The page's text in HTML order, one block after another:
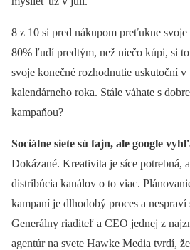
8 z 10 si pred nákupom preťukne
80% ľudí predtým, než niečo kúpi, si
svoje konečné rozhodnutie uskutoční
kalendárneho roka. Stále váhate s
kampaňou?
Sociálne siete sú fajn, ale google
Dokázané. Kreativita je síce potrebná,
distribúcia kanálov o to viac.
kampaní je dlhodobý proces a nespraví
Generálny riaditeľ a CEO jednej z
agentúr na svete Hawke Media tvrdí,